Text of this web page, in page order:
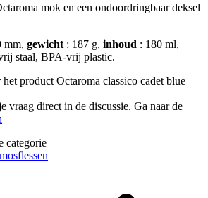
mok en een ondoordringbaar deksel
mm, gewicht : 187 g, inhoud : 180 ml,
staal, BPA-vrij plastic.
het product Octaroma classico cadet blue
vraag direct in de discussie. Ga naar de
categorie